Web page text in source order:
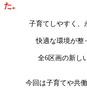
た。
子育てしやすく、
快適な環境が整
全6区画の新し
今回は子育てや共